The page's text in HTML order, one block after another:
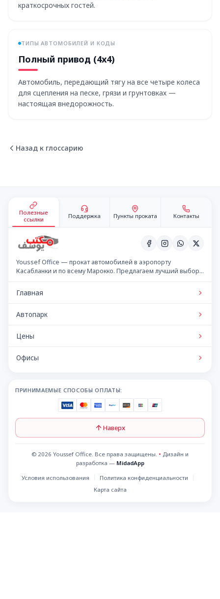
краткосрочных гостей.
ТИПЫ АВТОМОБИЛЕЙ И КОДЫ
Полный привод (4x4)
Автомобиль, передающий тягу на все четыре колеса
для сцепления на песке, грязи и грунтовках —
настоящая внедорожность.
Назад к глоссарию
Полезные
ссылки
Поддержка Пункты проката Контакты
Youssef Office — прокат автомобилей в аэропорту
Касабланки и по всему Марокко. Предлагаем лучший выбор
Главная
Автопарк
Цены
Офисы
ПРИНИМАЕМЫЕ СПОСОБЫ ОПЛАТЫ:
Наверх
© 2026 Youssef Office. Все права защищены. • Дизайн и
разработка — MidadApp
Условия использования
Политика конфиденциальности
Карта сайта